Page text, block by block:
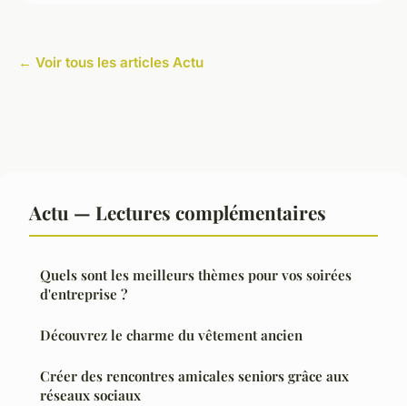
← Voir tous les articles Actu
Actu — Lectures complémentaires
Quels sont les meilleurs thèmes pour vos soirées
d'entreprise ?
Découvrez le charme du vêtement ancien
Créer des rencontres amicales seniors grâce aux
réseaux sociaux